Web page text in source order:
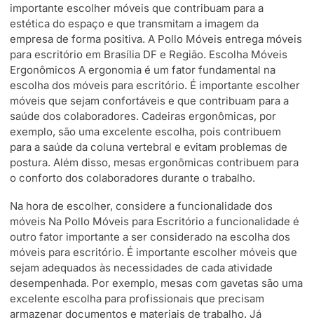
importante escolher móveis que contribuam para a
estética do espaço e que transmitam a imagem da
empresa de forma positiva. A Pollo Móveis entrega móveis
para escritório em Brasília DF e Região. Escolha Móveis
Ergonômicos A ergonomia é um fator fundamental na
escolha dos móveis para escritório. É importante escolher
móveis que sejam confortáveis e que contribuam para a
saúde dos colaboradores. Cadeiras ergonômicas, por
exemplo, são uma excelente escolha, pois contribuem
para a saúde da coluna vertebral e evitam problemas de
postura. Além disso, mesas ergonômicas contribuem para
o conforto dos colaboradores durante o trabalho.
Na hora de escolher, considere a funcionalidade dos
móveis Na Pollo Móveis para Escritório a funcionalidade é
outro fator importante a ser considerado na escolha dos
móveis para escritório. É importante escolher móveis que
sejam adequados às necessidades de cada atividade
desempenhada. Por exemplo, mesas com gavetas são uma
excelente escolha para profissionais que precisam
armazenar documentos e materiais de trabalho. Já